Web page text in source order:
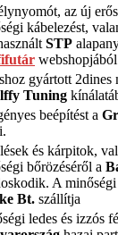
az új
kábelezést,
STP
gyártott 2dines
Tuning
beépítést a
és kárpitok,
bőrözéséről a
A
Bt. szállítja
ledes és izzós